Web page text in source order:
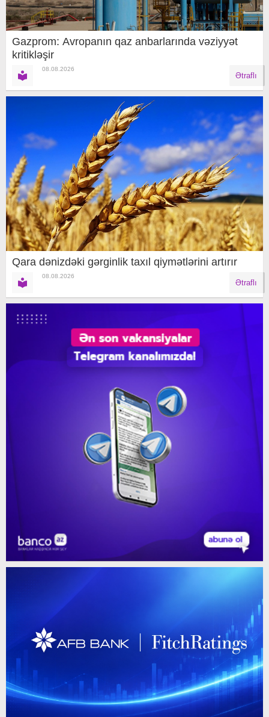
Gazprom: Avropanın qaz anbarlarında vəziyyət
kritikləşir
08.08.2026
Ətraflı
Qara dənizdəki gərginlik taxıl qiymətlərini artırır
08.08.2026
Ətraflı